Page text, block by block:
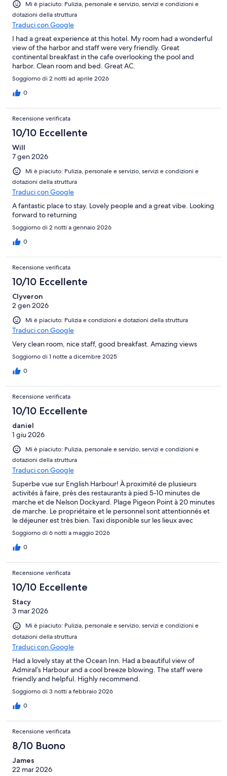
Mi è piaciuto: Pulizia, personale e servizio, servizi e condizioni e
dotazioni della struttura
Traduci con Google
I had a great experience at this hotel. My room had a wonderful
view of the harbor and staff were very friendly. Great
continental breakfast in the cafe overlooking the pool and
harbor. Clean room and bed. Great AC.
Soggiorno di 2 notti ad aprile 2026
0
Recensione verificata
10/10 Eccellente
Will
7 gen 2026
Mi è piaciuto: Pulizia, personale e servizio, servizi e condizioni e
dotazioni della struttura
Traduci con Google
A fantastic place to stay. Lovely people and a great vibe. Looking
forward to returning
Soggiorno di 2 notti a gennaio 2026
0
Recensione verificata
10/10 Eccellente
Clyveron
2 gen 2026
Mi è piaciuto: Pulizia e condizioni e dotazioni della struttura
Traduci con Google
Very clean room, nice staff, good breakfast. Amazing views
Soggiorno di 1 notte a dicembre 2025
0
Recensione verificata
10/10 Eccellente
daniel
1 giu 2026
Mi è piaciuto: Pulizia, personale e servizio, servizi e condizioni e
dotazioni della struttura
Traduci con Google
Superbe vue sur English Harbour! À proximité de plusieurs
activités à faire, près des restaurants à pied 5-10 minutes de
marche et de Nelson Dockyard. Plage Pigeon Point à 20 minutes
de marche. Le propriétaire et le personnel sont attentionnés et
le déjeuner est très bien. Taxi disponible sur les lieux avec
Edgard. La piscine est bien toutefois, il n’y a aucun parasol. Nous
avons beaucoup apprécié notre séjour et le petit cottage était
parfait pour nous.
Soggiorno di 6 notti a maggio 2026
0
Recensione verificata
10/10 Eccellente
Stacy
3 mar 2026
Mi è piaciuto: Pulizia, personale e servizio, servizi e condizioni e
dotazioni della struttura
Traduci con Google
Had a lovely stay at the Ocean Inn. Had a beautiful view of
Admiral’s Harbour and a cool breeze blowing. The staff were
friendly and helpful. Highly recommend.
Soggiorno di 3 notti a febbraio 2026
0
Recensione verificata
8/10 Buono
James
22 mar 2026